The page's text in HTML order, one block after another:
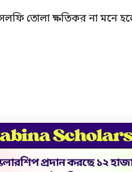
তোলা ক্ষতিকর না মনে